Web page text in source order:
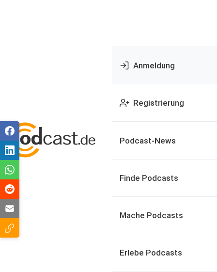
Anmeldung
Registrierung
Podcast-News
Finde Podcasts
Mache Podcasts
Erlebe Podcasts